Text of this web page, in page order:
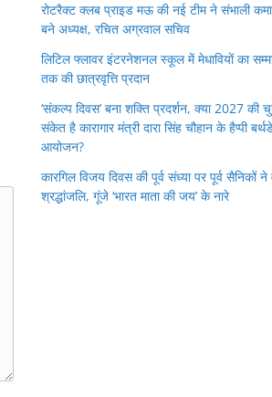
रोटरैक्ट क्लब प्राइड मऊ की नई टीम ने संभाली
बने अध्यक्ष, रचित अग्रवाल सचिव
लिटिल फ्लावर इंटरनेशनल स्कूल में मेधावियों का
तक की छात्रवृत्ति प्रदान
‘संकल्प दिवस’ बना शक्ति प्रदर्शन, क्या 2027 की
संकेत है कारागार मंत्री दारा सिंह चौहान के हैप्पी
आयोजन?
कारगिल विजय दिवस की पूर्व संध्या पर पूर्व सैनिकों ने
श्रद्धांजलि, गूंजे ‘भारत माता की जय’ के नारे